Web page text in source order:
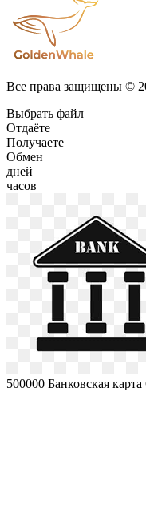
Все права защищены ©
Выбрать файл
Отдаёте
Получаете
Обмен
дней
часов
500000 Банковская